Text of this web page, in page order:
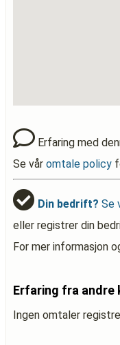
Erfaring med
Se vår omtale policy
Din bedrift? Se
eller registrer din
For mer informasjon
Erfaring fra andre
Ingen omtaler